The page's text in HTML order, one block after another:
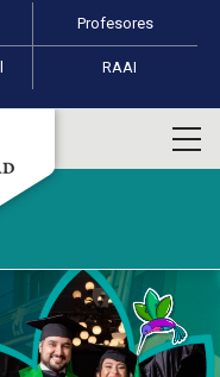
Profesores
RAAI